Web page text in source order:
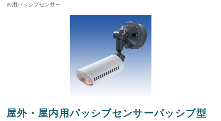
内用パッシブセンサー
屋外・屋内用パッシブセンサーパッシブ型